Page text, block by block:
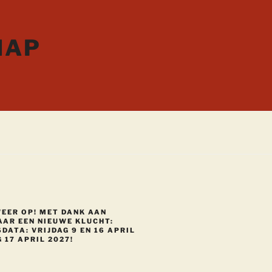
OP! MET DANK AAN
EEN NIEUWE KLUCHT:
VRIJDAG 9 EN 16 APRIL
17 APRIL 2027!